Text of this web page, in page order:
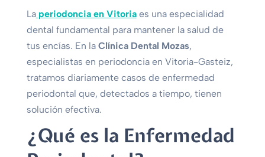
La periodoncia en Vitoriaes una especialidad
dental fundamental para mantener la salud de
tus encías. En la Clínica Dental Mozas,
especialistas en periodoncia en Vitoria-Gasteiz,
tratamos diariamente casos de enfermedad
periodontal que, detectados a tiempo, tienen
solución efectiva.
¿Qué es la Enfermedad